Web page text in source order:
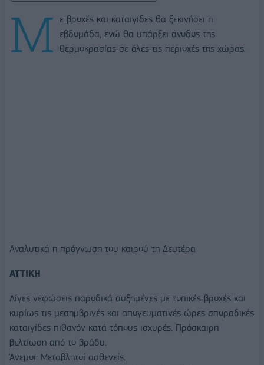
Μ
ε βροχές και καταιγίδες θα ξεκινήσει η
εβδομάδα, ενώ θα υπάρξει άνοδος της
θερμοκρασίας σε όλες τις περιοχές της χώρας.
Αναλυτικά η πρόγνωση του καιρού τη Δευτέρα
ΑΤΤΙΚΗ
Λίγες νεφώσεις παροδικά αυξημένες με τοπικές βροχές και
κυρίως τις μεσημβρινές και απογευματινές ώρες σποραδικές
καταιγίδες πιθανόν κατά τόπους ισχυρές. Πρόσκαιρη
βελτίωση από το βράδυ.
Άνεμοι: Μεταβλητοί ασθενείς.